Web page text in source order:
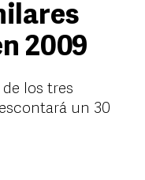
2009
los tres
un 30